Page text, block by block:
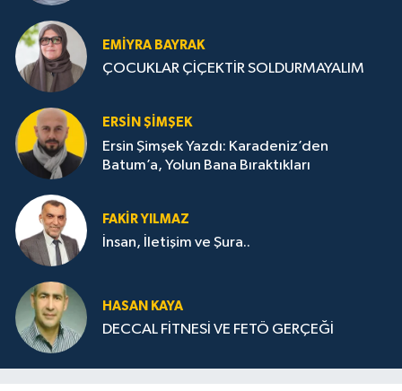
EMIYRA BAYRAK
ÇOCUKLAR ÇİÇEKTİR SOLDURMAYALIM
ERSIN ŞIMŞEK
Ersin Şimşek Yazdı: Karadeniz’den
Batum’a, Yolun Bana Bıraktıkları
FAKIR YILMAZ
İnsan, İletişim ve Şura..
HASAN KAYA
DECCAL FİTNESİ VE FETÖ GERÇEĞİ